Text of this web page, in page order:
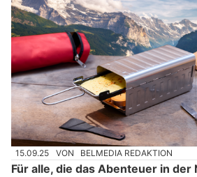
15.09.25 VON BELMEDIA REDAKTION
Für alle, die das Abenteuer in der